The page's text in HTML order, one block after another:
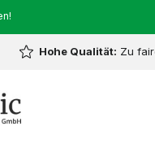
Hohe Qualität: Zu